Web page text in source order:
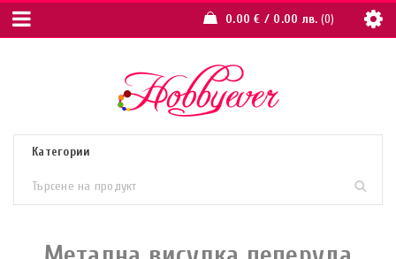
0.00€ / 0.00 лв. 0